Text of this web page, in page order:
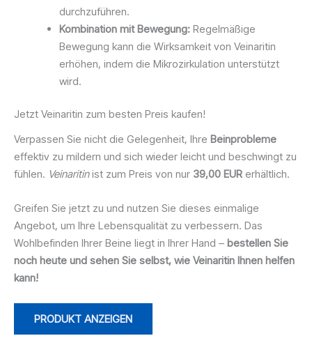
durchzuführen.
Kombination mit Bewegung: Regelmäßige
Bewegung kann die Wirksamkeit von Veinaritin
erhöhen, indem die Mikrozirkulation unterstützt
wird.
Jetzt Veinaritin zum besten Preis kaufen!
Verpassen Sie nicht die Gelegenheit, Ihre Beinprobleme
effektiv zu mildern und sich wieder leicht und beschwingt zu
fühlen. Veinaritinist zum Preis von nur 39,00 EUR erhältlich.
Greifen Sie jetzt zu und nutzen Sie dieses einmalige
Angebot, um Ihre Lebensqualität zu verbessern. Das
Wohlbefinden Ihrer Beine liegt in Ihrer Hand – bestellen Sie
noch heute und sehen Sie selbst, wie Veinaritin Ihnen helfen
kann!
PRODUKT ANZEIGEN